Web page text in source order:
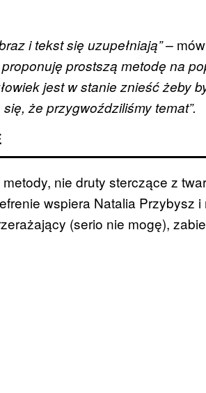
i tekst się uzupełniają” –
prostszą metodę na
jest w stanie znieść żeby
że przygwoździliśmy temat”.
nie druty sterczące z
wspiera Natalia Przybysz
(serio nie mogę),